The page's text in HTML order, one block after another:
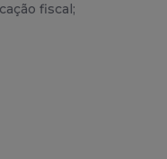
fiscal;